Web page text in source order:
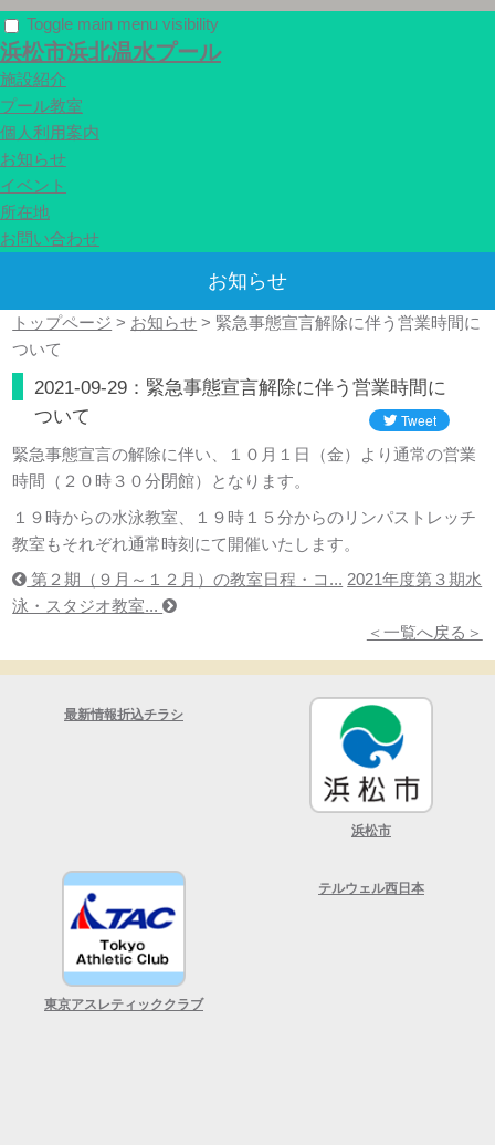
Toggle main menu visibility
浜松市浜北温水プール
施設紹介
プール教室
個人利用案内
お知らせ
イベント
所在地
お問い合わせ
お知らせ
トップページ > お知らせ > 緊急事態宣言解除に伴う営業時間に
ついて
2021-09-29：緊急事態宣言解除に伴う営業時間に
ついて
緊急事態宣言の解除に伴い、１０月１日（金）より通常の営業
時間（２０時３０分閉館）となります。
１９時からの水泳教室、１９時１５分からのリンパストレッチ
教室もそれぞれ通常時刻にて開催いたします。
第２期（９月～１２月）の教室日程・コ... 2021年度第３期水
泳・スタジオ教室...
＜一覧へ戻る＞
最新情報折込チラシ
浜松市
東京アスレティッククラブ
テルウェル西日本